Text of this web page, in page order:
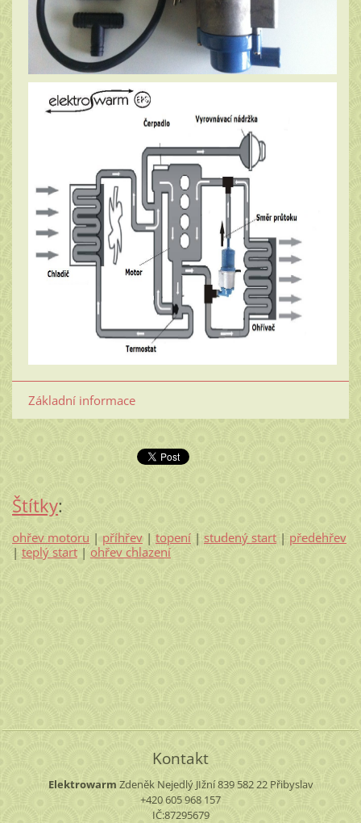
Základní informace
Štítky:
ohřev motoru | příhřev | topení | studený start | předehřev
| teplý start | ohřev chlazení
Kontakt
Elektrowarm Zdeněk Nejedlý JIžní 839582 22 Přibyslav
+420 605 968 157
IČ:87295679